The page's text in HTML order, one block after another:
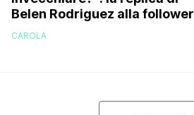
Belen Rodriguez alla follower
CAROLA